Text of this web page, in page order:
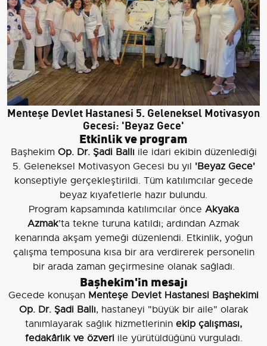
Menteşe Devlet Hastanesi 5. Geleneksel Motivasyon
Gecesi: 'Beyaz Gece'
Etkinlik ve program
Başhekim Op. Dr. Şadi Ballı ile idari ekibin düzenlediği
5. Geleneksel Motivasyon Gecesi bu yıl 'Beyaz Gece'
konseptiyle gerçekleştirildi. Tüm katılımcılar gecede
beyaz kıyafetlerle hazır bulundu.
Program kapsamında katılımcılar önce Akyaka
Azmak’ta tekne turuna katıldı; ardından Azmak
kenarında akşam yemeği düzenlendi. Etkinlik, yoğun
çalışma temposuna kısa bir ara verdirerek personelin
bir arada zaman geçirmesine olanak sağladı.
Başhekim'in mesajı
Gecede konuşan Menteşe Devlet Hastanesi Başhekimi
Op. Dr. Şadi Ballı, hastaneyi "büyük bir aile" olarak
tanımlayarak sağlık hizmetlerinin ekip çalışması,
fedakârlık ve özveriile yürütüldüğünü vurguladı.